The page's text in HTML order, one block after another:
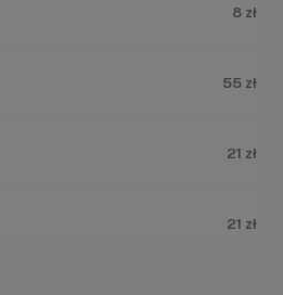
8 zł
55 zł
21 zł
21 zł